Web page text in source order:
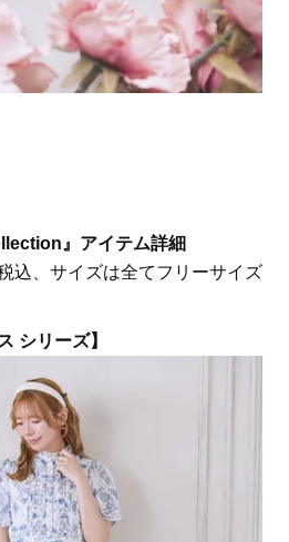
』アイテム詳細
込、サイズは全てフリーサイズ
シリーズ】